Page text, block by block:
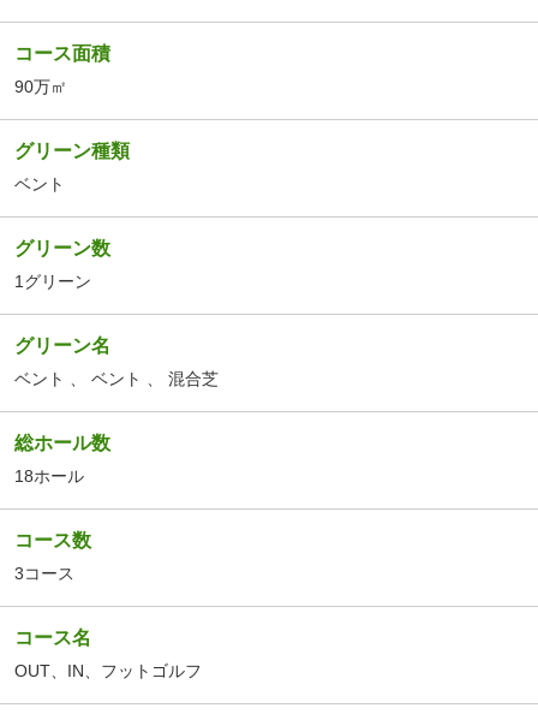
コース面積
90万㎡
グリーン種類
ベント
グリーン数
1グリーン
グリーン名
ベント ベント 混合芝
総ホール数
18ホール
コース数
3コース
コース名
OUT IN フットゴルフ